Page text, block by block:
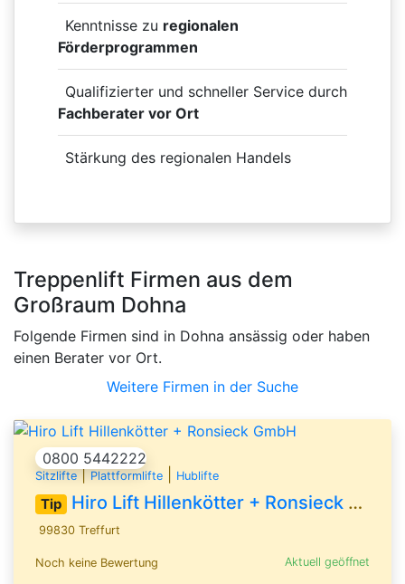
Kenntnisse zu regionalen
Förderprogrammen
Qualifizierter und schneller Service durch
Fachberater vor Ort
Stärkung des regionalen Handels
Treppenlift Firmen aus dem
Großraum Dohna
Folgende Firmen sind in Dohna ansässig oder haben
einen Berater vor Ort.
Weitere Firmen in der Suche
0800 5442222
Sitzlifte|Plattformlifte Hublifte
Tip Hiro Lift Hillenkötter + Ronsieck GmbH
99830 Treffurt
Noch keine Bewertung Aktuell geöffnet